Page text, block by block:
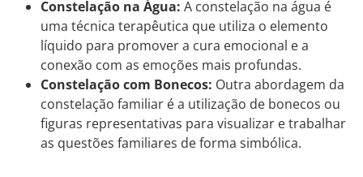
Constelação na Água: A constelação na água é
uma técnica terapêutica que utiliza o elemento
líquido para promover a cura emocional e a
conexão com as emoções mais profundas.
Constelação com Bonecos: Outra abordagem da
constelação familiar é a utilização de bonecos ou
figuras representativas para visualizar e trabalhar
as questões familiares de forma simbólica.